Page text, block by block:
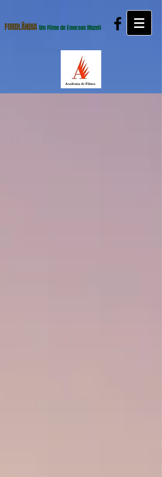
FORDLÂNDIA Um Filme de Emerson Muzeli